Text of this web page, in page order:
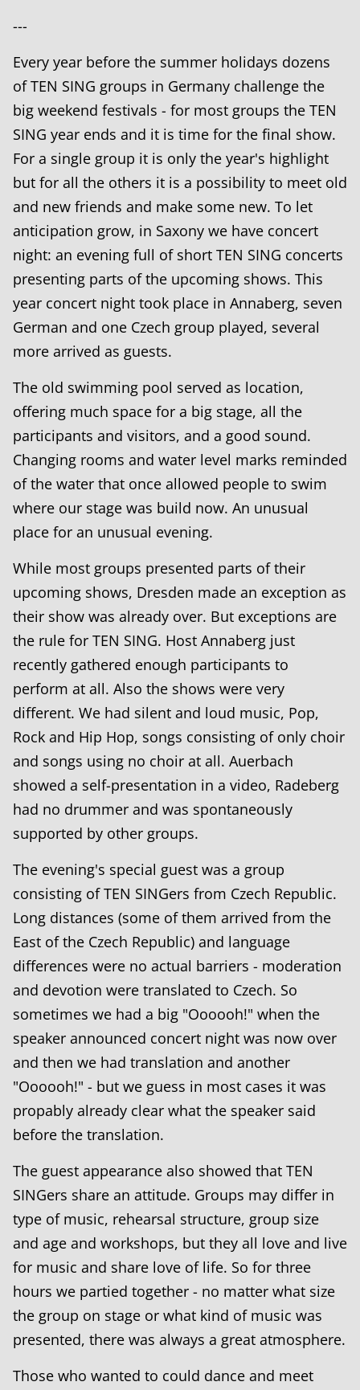
---
Every year before the summer holidays dozens
of TEN SING groups in Germany challenge the
big weekend festivals - for most groups the TEN
SING year ends and it is time for the final show.
For a single group it is only the year's highlight
but for all the others it is a possibility to meet old
and new friends and make some new. To let
anticipation grow, in Saxony we have concert
night: an evening full of short TEN SING concerts
presenting parts of the upcoming shows. This
year concert night took place in Annaberg, seven
German and one Czech group played, several
more arrived as guests.
The old swimming pool served as location,
offering much space for a big stage, all the
participants and visitors, and a good sound.
Changing rooms and water level marks reminded
of the water that once allowed people to swim
where our stage was build now. An unusual
place for an unusual evening.
While most groups presented parts of their
upcoming shows, Dresden made an exception as
their show was already over. But exceptions are
the rule for TEN SING. Host Annaberg just
recently gathered enough participants to
perform at all. Also the shows were very
different. We had silent and loud music, Pop,
Rock and Hip Hop, songs consisting of only choir
and songs using no choir at all. Auerbach
showed a self-presentation in a video, Radeberg
had no drummer and was spontaneously
supported by other groups.
The evening's special guest was a group
consisting of TEN SINGers from Czech Republic.
Long distances (some of them arrived from the
East of the Czech Republic) and language
differences were no actual barriers - moderation
and devotion were translated to Czech. So
sometimes we had a big "Oooooh!" when the
speaker announced concert night was now over
and then we had translation and another
"Oooooh!" - but we guess in most cases it was
propably already clear what the speaker said
before the translation.
The guest appearance also showed that TEN
SINGers share an attitude. Groups may differ in
type of music, rehearsal structure, group size
and age and workshops, but they all love and live
for music and share love of life. So for three
hours we partied together - no matter what size
the group on stage or what kind of music was
presented, there was always a great atmosphere.
Those who wanted to could dance and meet